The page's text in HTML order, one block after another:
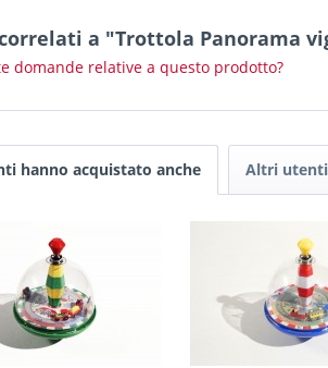
a "Trottola Panorama
domande relative a questo prodotto?
hanno acquistato anche Altri utenti